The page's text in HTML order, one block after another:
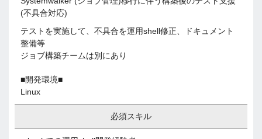
(不具合対応)
テストを実施して、不具合を運用shell修正、ドキュメント
整備等
ジョブ構築チームは別にあり
■開発環境■
Linux
必須スキル